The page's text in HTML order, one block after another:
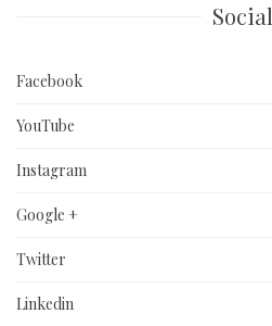
Social
Facebook
YouTube
Instagram
Google +
Twitter
Linkedin